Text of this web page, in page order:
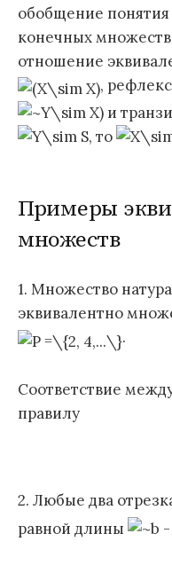
обобщение
конечных
отношение
,
) и
, то
Примеры
множеств
1. Множество
эквивалентно
.
Соответствие
правилу
2. Любые два
равной длины